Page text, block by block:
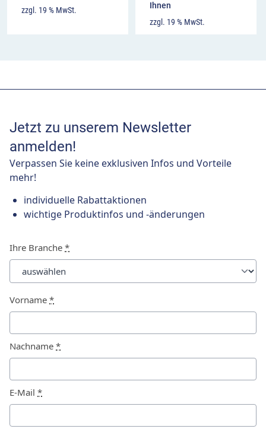
zzgl. 19 % MwSt.
Ihnen
zzgl. 19 % MwSt.
Jetzt zu unserem Newsletter
anmelden!
Verpassen Sie keine exklusiven Infos und Vorteile
mehr!
individuelle Rabattaktionen
wichtige Produktinfos und -änderungen
Ihre Branche *
Vorname *
Nachname *
E-Mail *